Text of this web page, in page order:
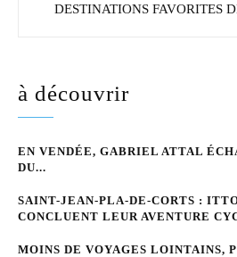
DESTINATIONS FAVORITES
à découvrir
EN VENDÉE, GABRIEL ATTAL
DU...
SAINT-JEAN-PLA-DE-CORTS :
CONCLUENT LEUR AVENTURE
MOINS DE VOYAGES LOINTAINS,